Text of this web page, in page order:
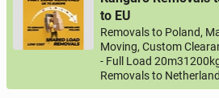
to EU
Removals to Poland,
Moving, Custom
- Full Load
Removals to